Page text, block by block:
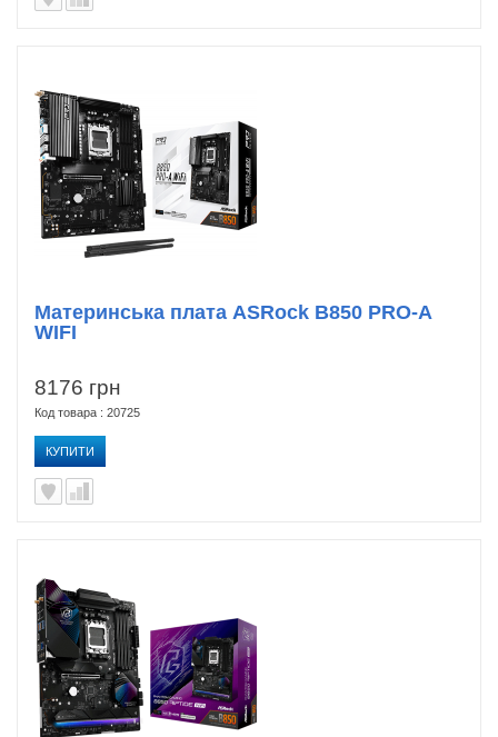
8176 грн
Код товара : 20725
КУПИТИ
Материнська плата ASRock B850 PRO-A
WIFI